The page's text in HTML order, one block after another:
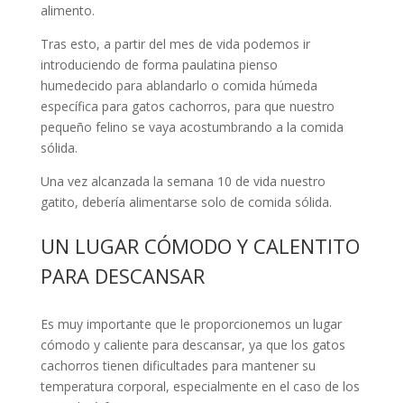
alimento.
Tras esto, a partir del mes de vida podemos ir
introduciendo de forma paulatina pienso
humedecido para ablandarlo o comida húmeda
específica para gatos cachorros, para que nuestro
pequeño felino se vaya acostumbrando a la comida
sólida.
Una vez alcanzada la semana 10 de vida nuestro
gatito, debería alimentarse solo de comida sólida.
UN LUGAR CÓMODO Y CALENTITO
PARA DESCANSAR
Es muy importante que le proporcionemos un lugar
cómodo y caliente para descansar, ya que los gatos
cachorros tienen dificultades para mantener su
temperatura corporal, especialmente en el caso de los